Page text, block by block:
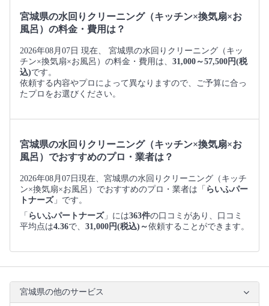
宮城県の水回りクリーニング（キッチン×換気扇×お
風呂）の料金・費用は？
2026年08月07日 現在、 宮城県の水回りクリーニング（キッ
チン×換気扇×お風呂）の料金・費用は、 31,000～57,500円(税
込)です。
依頼する内容やプロによって異なりますので、ご予算に合っ
たプロをお選びください。
宮城県の水回りクリーニング（キッチン×換気扇×お
風呂）でおすすめのプロ・業者は？
2026年08月07日現在、宮城県の水回りクリーニング（キッチ
ン×換気扇×お風呂）でおすすめのプロ・業者は「 らいふパー
トナーズ」です。
「 らいふパートナーズ」には363件の口コミがあり、口コミ
平均点は4.36で、 31,000円(税込)～依頼することができます。
宮城県の他のサービス